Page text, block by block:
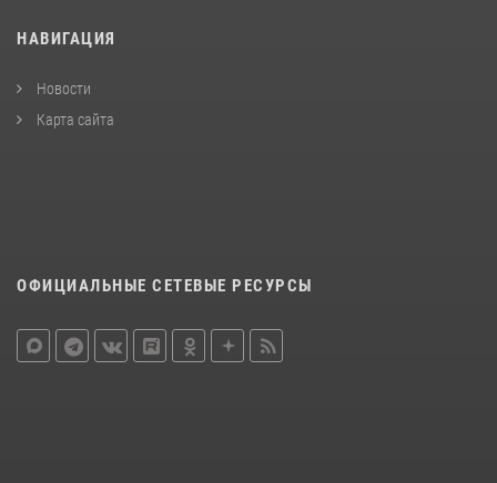
НАВИГАЦИЯ
Новости
Карта сайта
ОФИЦИАЛЬНЫЕ СЕТЕВЫЕ РЕСУРСЫ